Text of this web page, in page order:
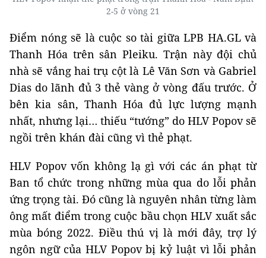
2-5 ở vòng 21
Điểm nóng sẽ là cuộc so tài giữa LPB HA.GL và
Thanh Hóa trên sân Pleiku. Trận này đội chủ
nhà sẽ vắng hai trụ cột là Lê Văn Sơn và Gabriel
Dias do lãnh đủ 3 thẻ vàng ở vòng đấu trước. Ở
bên kia sân, Thanh Hóa đủ lực lượng mạnh
nhất, nhưng lại… thiếu “tướng” do HLV Popov sẽ
ngồi trên khán đài cũng vì thẻ phạt.
HLV Popov vốn không lạ gì với các án phạt từ
Ban tổ chức trong những mùa qua do lỗi phản
ứng trọng tài. Đó cũng là nguyên nhân từng làm
ông mất điểm trong cuộc bầu chọn HLV xuất sắc
mùa bóng 2022. Điều thú vị là mới đây, trợ lý
ngôn ngữ của HLV Popov bị kỷ luật vì lỗi phản